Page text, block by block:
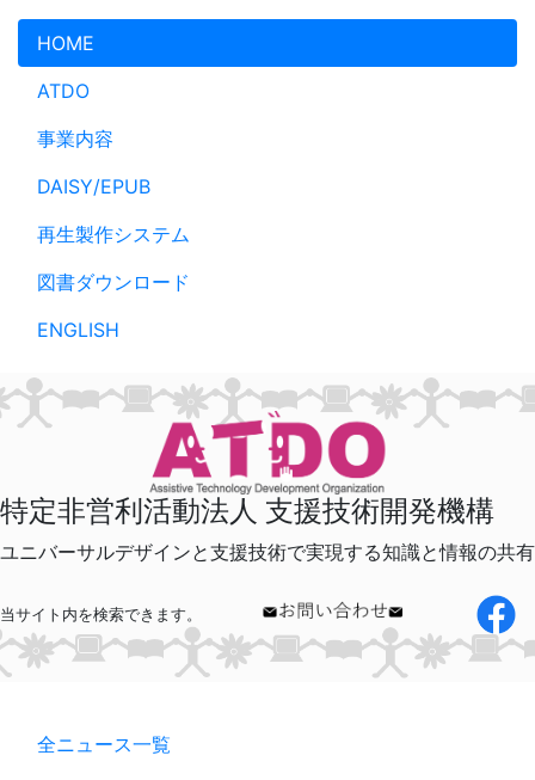
メインコンテンツへスキップ
HOME
ATDO
事業内容
DAISY/EPUB
再生製作システム
図書ダウンロード
ENGLISH
特定非営利活動法人 支援技術開発機構
ユニバーサルデザインと支援技術で実現する知識と情報の共有
当サイト内を検索できます。
全ニュース一覧